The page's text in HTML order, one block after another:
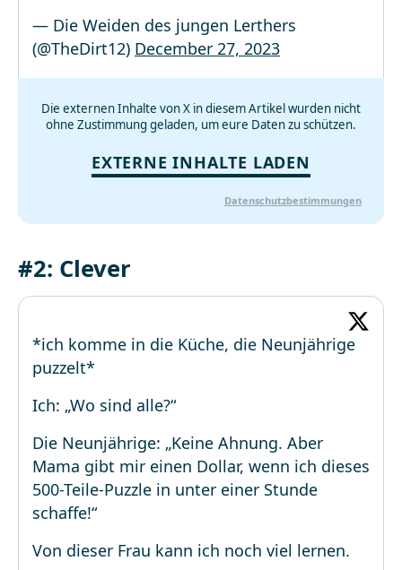
— Die Weiden des jungen Lerthers
(@TheDirt12) December 27, 2023
Die externen Inhalte von X in diesem Artikel wurden nicht
ohne Zustimmung geladen, um eure Daten zu schützen.
EXTERNE INHALTE LADEN
Datenschutzbestimmungen
#2: Clever
*ich komme in die Küche, die Neunjährige
puzzelt*
Ich: „Wo sind alle?“
Die Neunjährige: „Keine Ahnung. Aber
Mama gibt mir einen Dollar, wenn ich dieses
500-Teile-Puzzle in unter einer Stunde
schaffe!“
Von dieser Frau kann ich noch viel lernen.